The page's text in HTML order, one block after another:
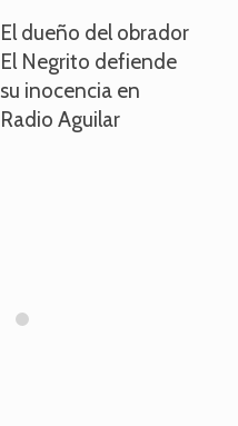
El dueño del obrador
El Negrito defiende
su inocencia en
Radio Aguilar
2